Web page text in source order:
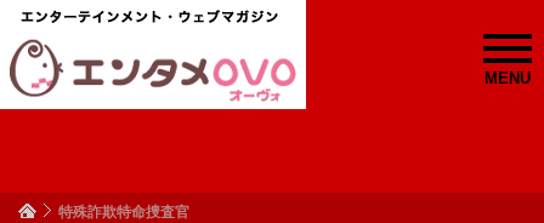
MENU
特殊詐欺特命捜査官